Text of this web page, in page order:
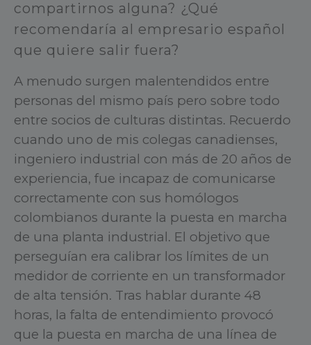
compartirnos alguna? ¿Qué
recomendaría al empresario español
que quiere salir fuera?
A menudo surgen malentendidos entre
personas del mismo país pero sobre todo
entre socios de culturas distintas. Recuerdo
cuando uno de mis colegas canadienses,
ingeniero industrial con más de 20 años de
experiencia, fue incapaz de comunicarse
correctamente con sus homólogos
colombianos durante la puesta en marcha
de una planta industrial. El objetivo que
perseguían era calibrar los límites de un
medidor de corriente en un transformador
de alta tensión. Tras hablar durante 48
horas, la falta de entendimiento provocó
que la puesta en marcha de una línea de